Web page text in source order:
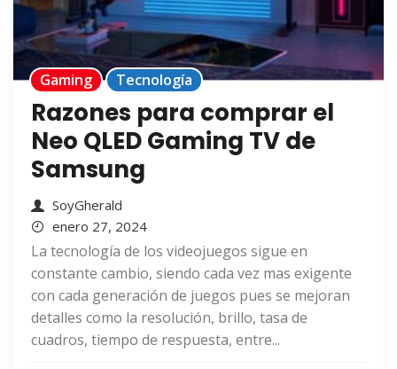
Gaming Tecnología
Razones para comprar el
Neo QLED Gaming TV de
Samsung
SoyGherald
enero 27, 2024
La tecnología de los videojuegos sigue en
constante cambio, siendo cada vez mas exigente
con cada generación de juegos pues se mejoran
detalles como la resolución, brillo, tasa de
cuadros, tiempo de respuesta, entre...